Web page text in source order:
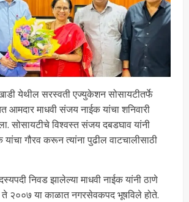
येथील सरस्वती एज्युकेशन सोसायटीतर्फे
आमदार माधवी संजय नाईक यांचा शनिवारी
सोसायटीचे विश्वस्त संजय दबडघाव यांनी
यांचा गौरव करून त्यांना पुढील वाटचालीसाठी
निवड झालेल्या माधवी नाईक यांनी ठाणे
२००७ या काळात नगरसेवकपद भूषविले होते.